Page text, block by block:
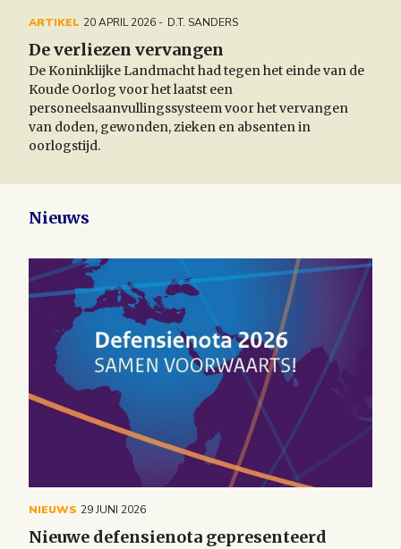
ARTIKEL 20 APRIL 2026 D.T. SANDERS
De verliezen vervangen
De Koninklijke Landmacht had tegen het einde van de
Koude Oorlog voor het laatst een
personeelsaanvullingssysteem voor het vervangen
van doden, gewonden, zieken en absenten in
oorlogstijd.
Nieuws
NIEUWS 29 JUNI 2026
Nieuwe defensienota gepresenteerd